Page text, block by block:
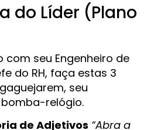
do Líder (Plano
com seu Engenheiro de
do RH, faça estas 3
seu
relógio.
de Adjetivos “Abra a